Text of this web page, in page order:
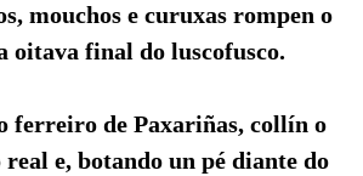
mouchos e curuxas rompen o
oitava final do luscofusco.
ferreiro de Paxariñas, collín o
e, botando un pé diante do